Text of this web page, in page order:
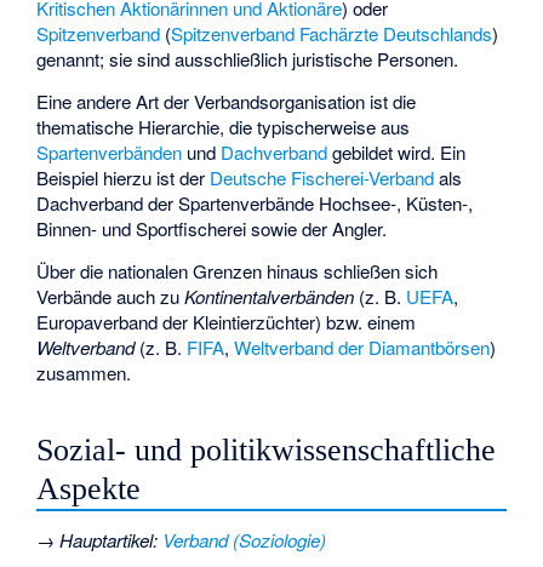
Kritischen Aktionärinnen und Aktionäre) oder
Spitzenverband (Spitzenverband Fachärzte Deutschlands)
genannt; sie sind ausschließlich juristische Personen.
Eine andere Art der Verbandsorganisation ist die
thematische Hierarchie, die typischerweise aus
Spartenverbänden und Dachverbandgebildet wird. Ein
Beispiel hierzu ist der Deutsche Fischerei-Verbandals
Dachverband der Spartenverbände Hochsee-, Küsten-,
Binnen- und Sportfischerei sowie der Angler.
Über die nationalen Grenzen hinaus schließen sich
Verbände auch zuKontinentalverbänden (z. B. UEFA,
Europaverband der Kleintierzüchter) bzw. einem
Weltverband(z. B. FIFA,Weltverband der Diamantbörsen)
zusammen.
Sozial- und politikwissenschaftliche
Aspekte
→Hauptartikel: Verband (Soziologie)